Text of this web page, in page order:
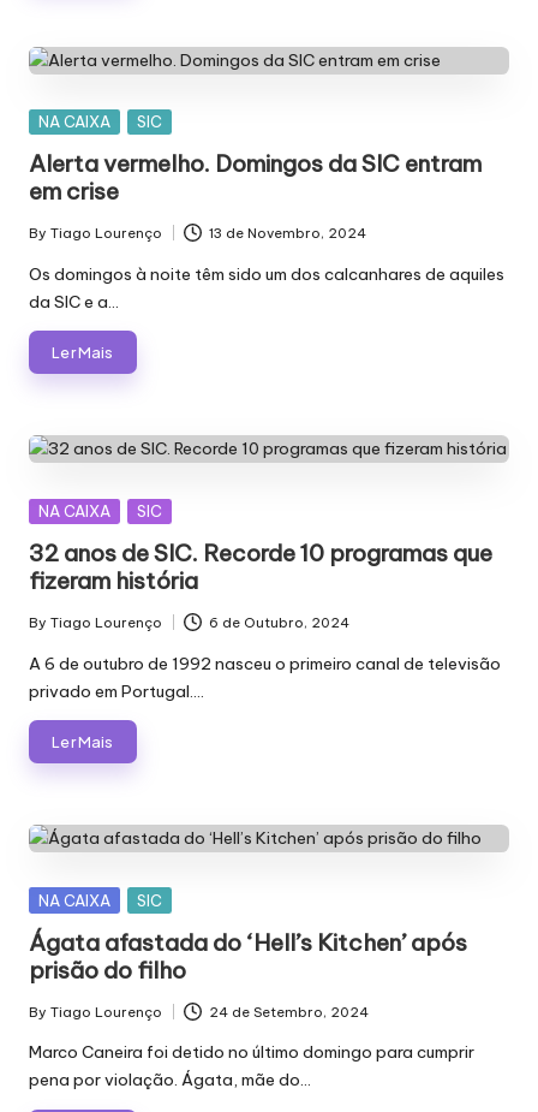
Posted
NA CAIXA SIC
Alerta vermelho. Domingos da SIC entram
em crise
Posted
by
By Tiago Lourenço 13 de Novembro, 2024
Os domingos à noite têm sido um dos calcanhares de aquiles
da SIC e a…
Ler Mais
Posted
NA CAIXA SIC
32 anos de SIC. Recorde 10 programas que
fizeram história
Posted
by
By Tiago Lourenço 6 de Outubro, 2024
A 6 de outubro de 1992 nasceu o primeiro canal de televisão
privado em Portugal.…
Ler Mais
Posted
in
NA CAIXA SIC
Ágata afastada do ‘Hell’s Kitchen’ após
prisão do filho
Posted
by
By Tiago Lourenço 24 de Setembro, 2024
Marco Caneira foi detido no último domingo para cumprir
pena por violação. Ágata, mãe do…